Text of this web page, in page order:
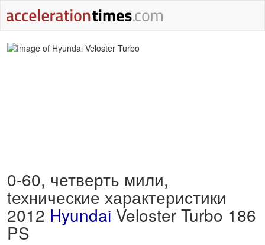
0-60, четверть мили,
tехнические характеристики
2012 Hyundai Veloster Turbo 186
PS